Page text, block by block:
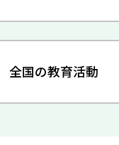
全国の教育活動